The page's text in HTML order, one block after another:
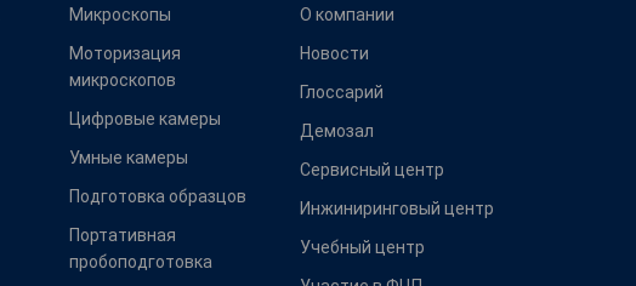
Микроскопы
Моторизация
микроскопов
Цифровые камеры
Умные камеры
Подготовка образцов
Портативная
пробоподготовка
О компании
Новости
Глоссарий
Демозал
Сервисный центр
Инжиниринговый центр
Учебный центр